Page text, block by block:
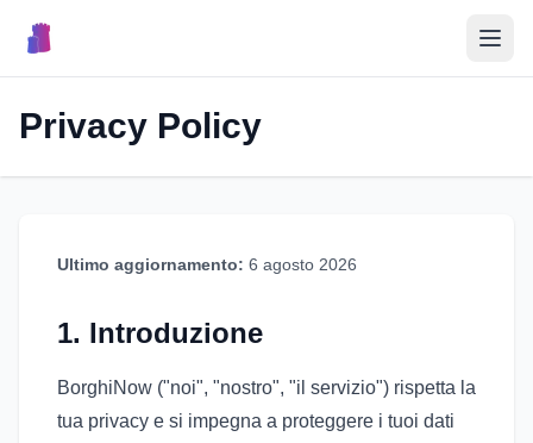
🎉Eventos
📝Publicar Evento
🇮🇹
Privacy Policy
Ultimo aggiornamento: 6 agosto 2026
1. Introduzione
BorghiNow ("noi", "nostro", "il servizio") rispetta la
tua privacy e si impegna a proteggere i tuoi dati